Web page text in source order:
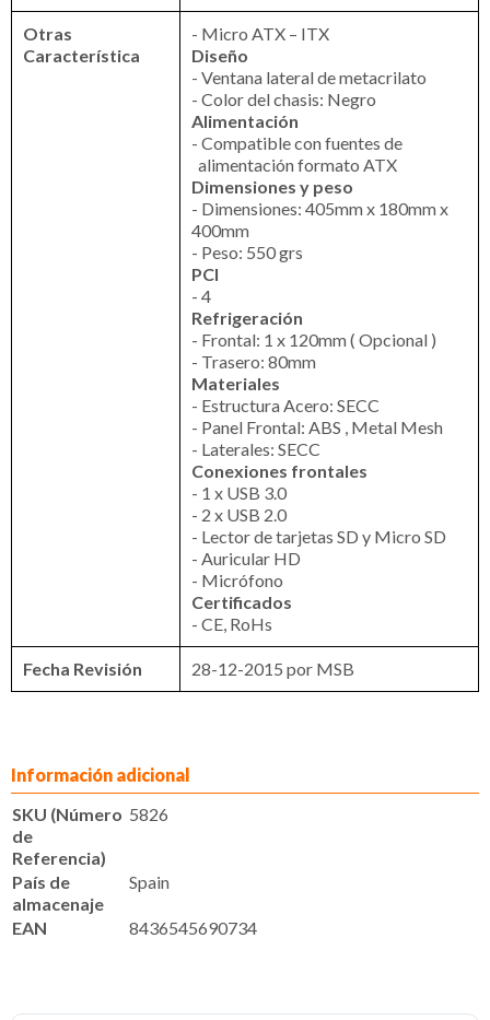
Otras
Característica
- Micro ATX – ITX
Diseño
- Ventana lateral de metacrilato
- Color del chasis: Negro
Alimentación
- Compatible con fuentes de
alimentación formato ATX
Dimensiones y peso
- Dimensiones: 405mm x 180mm x
400mm
- Peso: 550 grs
PCI
- 4
Refrigeración
- Frontal: 1 x 120mm ( Opcional )
- Trasero: 80mm
Materiales
- Estructura Acero: SECC
- Panel Frontal: ABS , Metal Mesh
- Laterales: SECC
Conexiones frontales
- 1 x USB 3.0
- 2 x USB 2.0
- Lector de tarjetas SD y Micro SD
- Auricular HD
- Micrófono
Certificados
- CE, RoHs
Fecha Revisión 28-12-2015 por MSB
Información adicional
SKU (Número
de
Referencia)
5826
País de
almacenaje
Spain
EAN 8436545690734